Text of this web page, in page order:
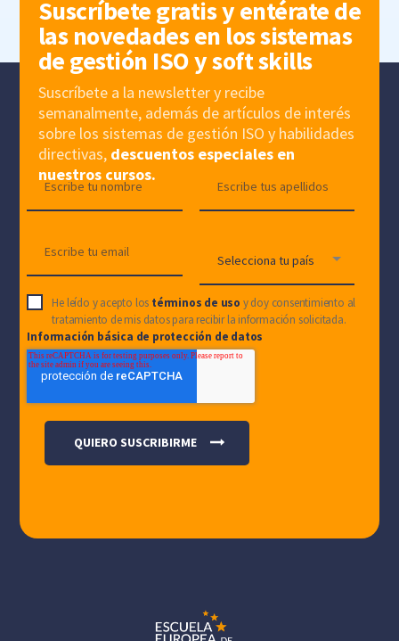
Suscríbete gratis y entérate de
las novedades en los sistemas
de gestión ISO y soft skills
Suscríbete a la newsletter y recibe
semanalmente, además de artículos de interés
sobre los sistemas de gestión ISO y habilidades
directivas, descuentos especiales en
nuestros cursos.
He leído y acepto los términos de uso y doy consentimiento al
tratamiento de mis datos para recibir la información solicitada.
Información básica de protección de datos